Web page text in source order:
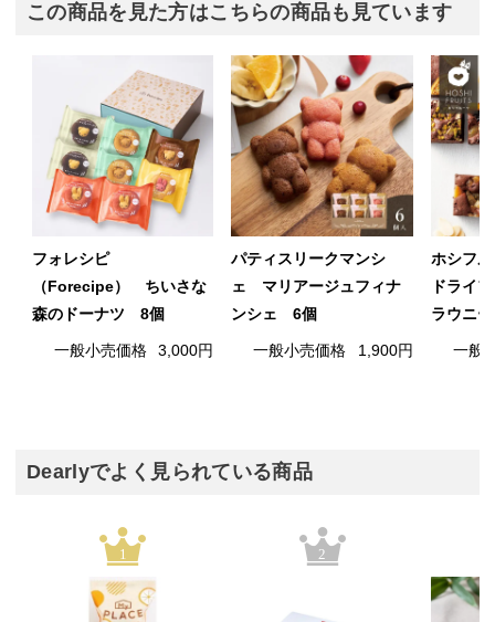
この商品を見た方はこちらの商品も見ています
フォレシピ
（Forecipe） ちいさな
森のドーナツ 8個
一般小売価格 3,000円
パティスリークマンシ
ェ マリアージュフィナ
ンシェ 6個
一般小売価格 1,900円
ホシフ
ドライ
ラウニ
一般
Dearlyでよく見られている商品
1 2